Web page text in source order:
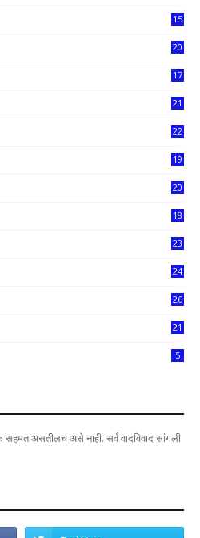
15
20
17
21
22
19
20
18
23
24
26
21
5
सहमत असतीलच असे नाही. सर्व वादविवाद सांगली